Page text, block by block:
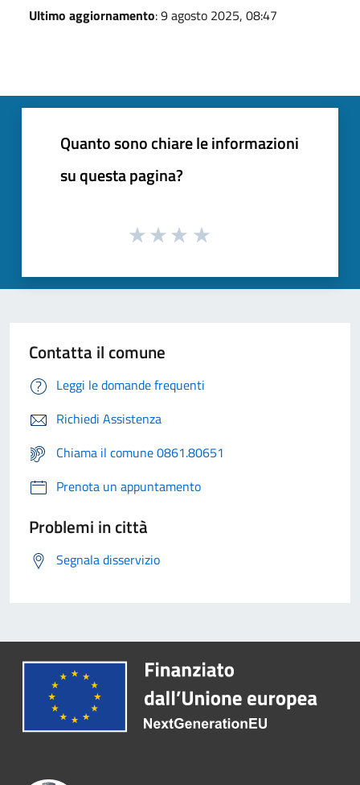
Ultimo aggiornamento: 9 agosto 2025, 08:47
Quanto sono chiare le informazioni
su questa pagina?
Contatta il comune
Leggi le domande frequenti
Richiedi Assistenza
Chiama il comune 0861.80651
Prenota un appuntamento
Problemi in città
Segnala disservizio